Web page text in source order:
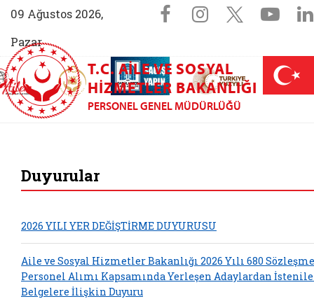
09 Ağustos 2026,
Pazar
Sosyal
Facebook
Instagram
X
Aile (yeni sekmede açılır)
AİLEM İletişim Merkezi (yeni sekmede açılır)
Aile ve Nüfus On Yılı (yeni sekmede açılır)
Darülaceze bağış sayfası (yeni
T.C. AILE VE SOSYAL
HIZMETLER BAKANLIĞI
PERSONEL GENEL MÜDÜRLÜĞÜ
Duyurular
2026 YILI YER DEĞİŞTİRME DUYURUSU
Aile ve Sosyal Hizmetler Bakanlığı 2026 Yılı 680
Personel Alımı Kapsamında Yerleşen Adaylardan
Belgelere İlişkin Duyuru